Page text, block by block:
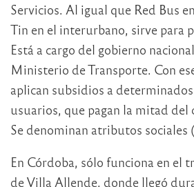
Servicios. Al igual que Red Bus
Tin en el interurbano, sirve para
Está a cargo del gobierno
Ministerio de Transporte. Con
aplican subsidios a
usuarios, que pagan la mitad del
Se denominan atributos sociales
En Córdoba, sólo funciona en el
de Villa Allende, donde llegó